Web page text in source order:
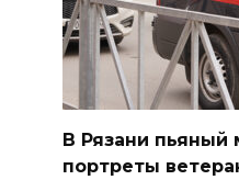
В Рязани пьяный
портреты